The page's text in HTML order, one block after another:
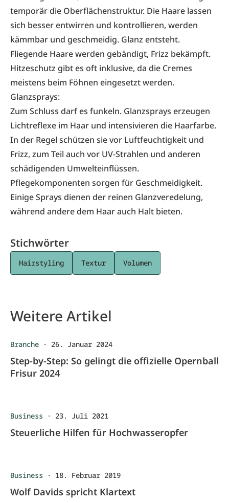
temporär die Oberflächenstruktur. Die Haare lassen
sich besser entwirren und kontrollieren, werden
kämmbar und geschmeidig. Glanz entsteht.
Fliegende Haare werden gebändigt, Frizz bekämpft.
Hitzeschutz gibt es oft inklusive, da die Cremes
meistens beim Föhnen eingesetzt werden.
Glanzsprays:
Zum Schluss darf es funkeln. Glanzsprays erzeugen
Lichtreflexe im Haar und intensivieren die Haarfarbe.
In der Regel schützen sie vor Luftfeuchtigkeit und
Frizz, zum Teil auch vor UV-Strahlen und anderen
schädigenden Umwelteinflüssen.
Pflegekomponenten sorgen für Geschmeidigkeit.
Einige Sprays dienen der reinen Glanzveredelung,
während andere dem Haar auch Halt bieten.
Stichwörter
Hairstyling Textur Volumen
Weitere Artikel
Branche · 26. Januar 2024
Step-by-Step: So gelingt die offizielle Opernball
Frisur 2024
Business · 23. Juli 2021
Steuerliche Hilfen für Hochwasseropfer
Business · 18. Februar 2019
Wolf Davids spricht Klartext